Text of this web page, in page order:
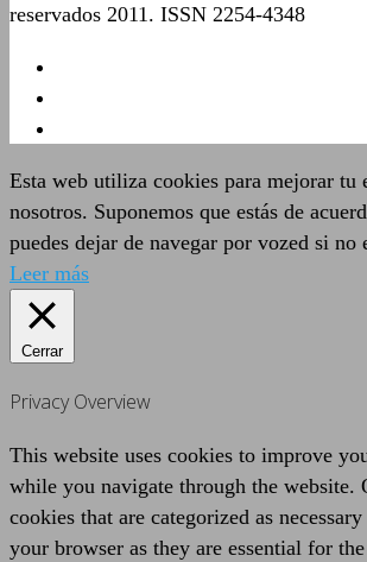
reservados 2011. ISSN 2254-4348
Esta web utiliza cookies para mejorar tu
nosotros. Suponemos que estás de
puedes dejar de navegar por vozed si no
Leer más
Cerrar
Privacy Overview
This website uses cookies to improve
while you navigate through the website.
cookies that are categorized as
your browser as they are essential for